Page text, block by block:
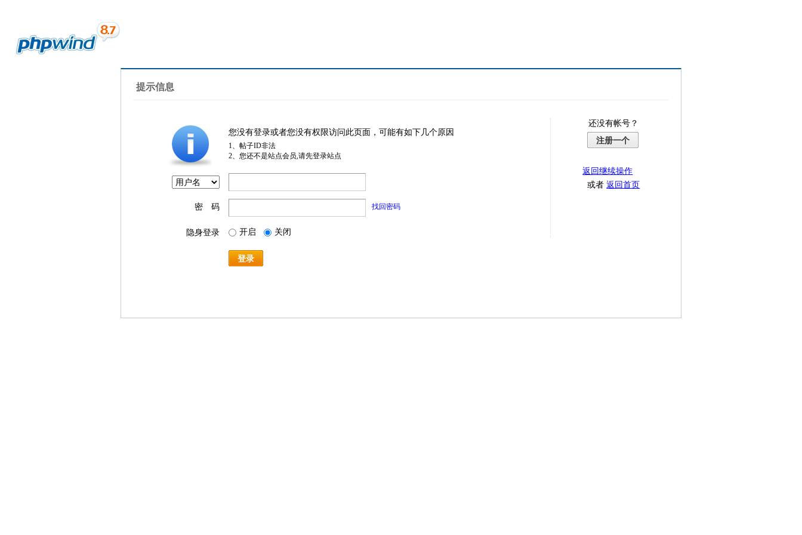
提示信息
您没有登录或者您没有权限访问此页面，可能有如下几个原因
1、帖子ID非法
2、您还不是站点会员,请先登录站点
密 码 找回密码
隐身登录 开启 关闭
登录
还没有帐号？
注册一个
返回继续操作
或者返回首页